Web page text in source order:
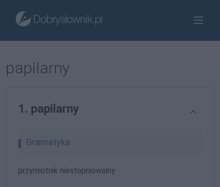
papilarny
1. papilarny
Gramatyka
przymiotnik niestopniowalny